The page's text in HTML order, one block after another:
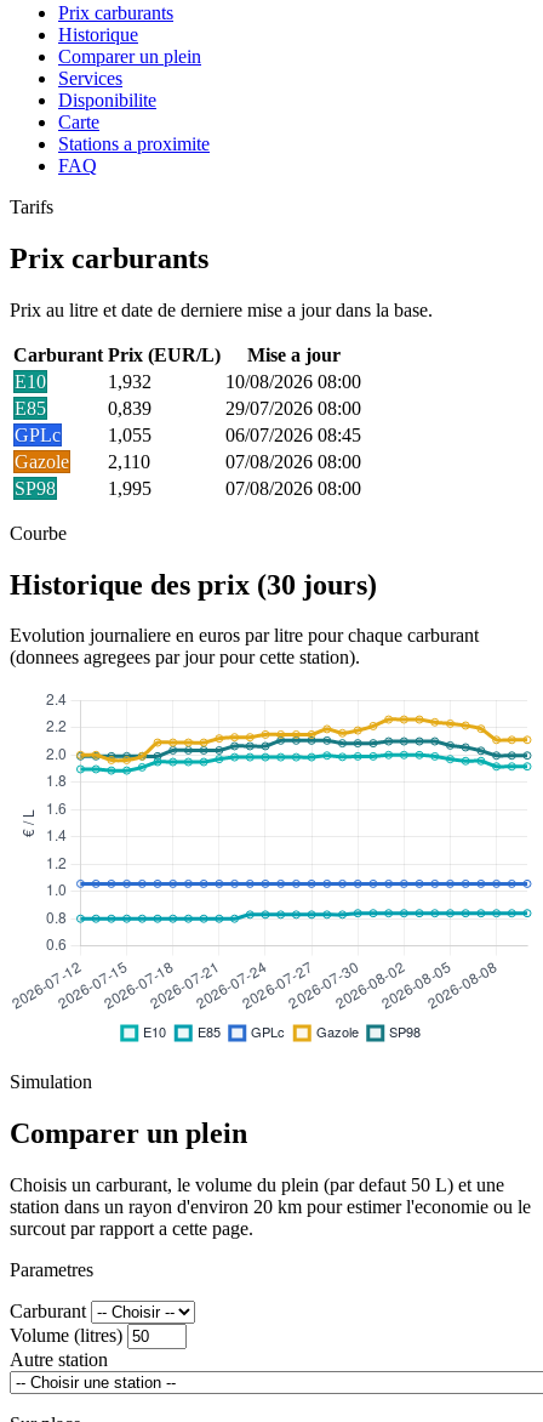
Prix carburants
Historique
Comparer un plein
Services
Disponibilite
Carte
Stations a proximite
FAQ
Tarifs
Prix carburants
Prix au litre et date de derniere mise a jour dans la base.
Carburant Prix (EUR/L)
Mise a jour
E10
1,932
10/08/2026 08:00
E85
0,839
29/07/2026 08:00
GPLc
1,055
06/07/2026 08:45
Gazole
2,110
07/08/2026 08:00
SP98
1,995 07/08/2026 08:00
Courbe
Historique des prix (30 jours)
Evolution journaliere en euros par litre pour chaque carburant
(donnees agregees par jour pour cette station).
Simulation
Comparer un plein
Choisis un carburant, le volume du plein (par defaut 50 L) et une
station dans un rayon d'environ 20 km pour estimer l'economie ou le
surcout par rapport a cette page.
Parametres
Carburant
Volume (litres)
Autre station